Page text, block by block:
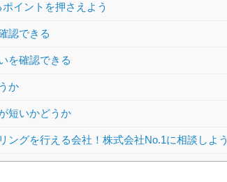
イントを押さえよう
認できる
を確認できる
か
短いかどうか
グを行える会社！株式会社No.1に相談しよう